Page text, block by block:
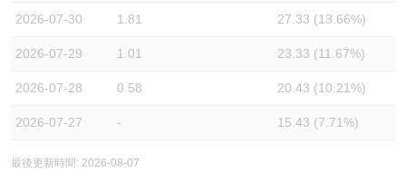
2026-07-30 1.81 27.33 (13.66%)
2026-07-29 1.01 23.33 (11.67%)
2026-07-28 0.58 20.43 (10.21%)
2026-07-27 - 15.43 (7.71%)
最後更新時間: 2026-08-07